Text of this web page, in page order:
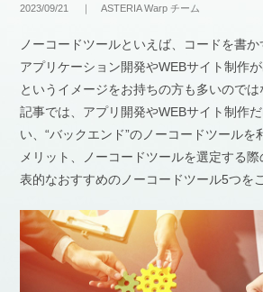
2023/09/21 ｜ASTERIA Warp チーム
ノーコードツールといえば、コードを書
アプリケーション開発やWEBサイト制作
というイメージをお持ちの方も多いので
記事では、アプリ開発やWEBサイト制作
い、“バックエンド”のノーコードツール
メリット、ノーコードツールを選定する
表的なおすすめのノーコードツール5つを